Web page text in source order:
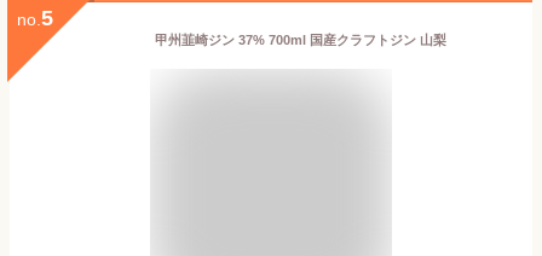
no. 5
甲州韮崎ジン 37% 700ml 国産クラフトジン 山梨